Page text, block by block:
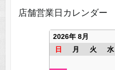
店舗営業日カレンダー
2026年 8月
日
月 火 水